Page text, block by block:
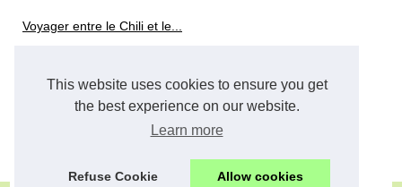
This website uses cookies to ensure you get
the best experience on our website.
Learn more
Refuse Cookie Allow cookies
Voyager entre le Chili et le...
Un séjour nature et détente...